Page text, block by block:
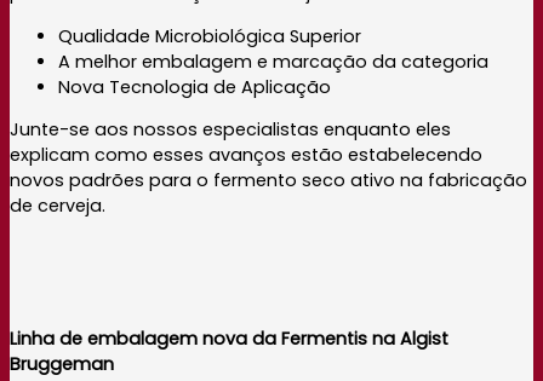
Qualidade Microbiológica Superior
A melhor embalagem e marcação da categoria
Nova Tecnologia de Aplicação
Junte-se aos nossos especialistas enquanto eles
explicam como esses avanços estão estabelecendo
novos padrões para o fermento seco ativo na fabricação
de cerveja.
Linha de embalagem nova da Fermentis na Algist
Bruggeman